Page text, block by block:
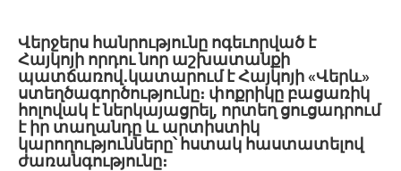
Վերջերս հանրությունը ոգեւորված է
Հայկոյի որդու նոր աշխատանքի
պատճառով․կատարում է Հայկոյի «Վերև»
ստեղծագործությունը։ փոքրիկը բացառիկ
հոլովակ է ներկայացրել, որտեղ ցուցադրում
է իր տաղանդը և արտիստիկ
կարողությունները՝ հստակ հաստատելով
ժառանգությունը։